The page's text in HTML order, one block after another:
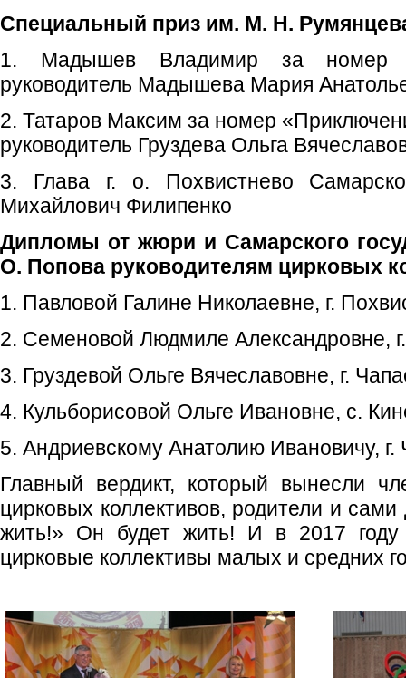
Специальный приз им. М. Н.
1. Мадышев Владимир за номер
руководитель Мадышева Мария
2. Татаров Максим за номер
руководитель Груздева Ольга
3. Глава г. о. Похвистнево
Михайлович Филипенко
Дипломы от жюри и Самарского
О. Попова руководителям цирковых
1. Павловой Галине Николаевне, г.
2. Семеновой Людмиле Александровне,
3. Груздевой Ольге Вячеславовне, г.
4. Кульборисовой Ольге Ивановне, с.
5. Андриевскому Анатолию Ивановичу, г.
Главный вердикт, который вынесли
цирковых коллективов, родители и
жить!» Он будет жить! И в 2017 году
цирковые коллективы малых и средних